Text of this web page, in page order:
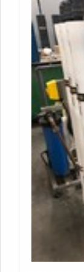
esforços
estrutura
alta
Estrutura
demandas.
tratamento
se de
importante
e serviços
detalhes
muitas
cliente.É
quando se
foco é
cliente final.
eficientes